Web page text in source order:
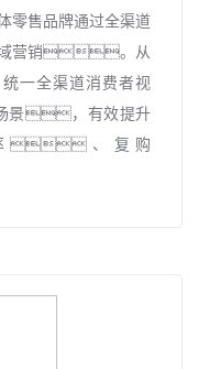
零售品牌通过全渠道
域营销。从
一全渠道消费者视
景，有效提升
、复购